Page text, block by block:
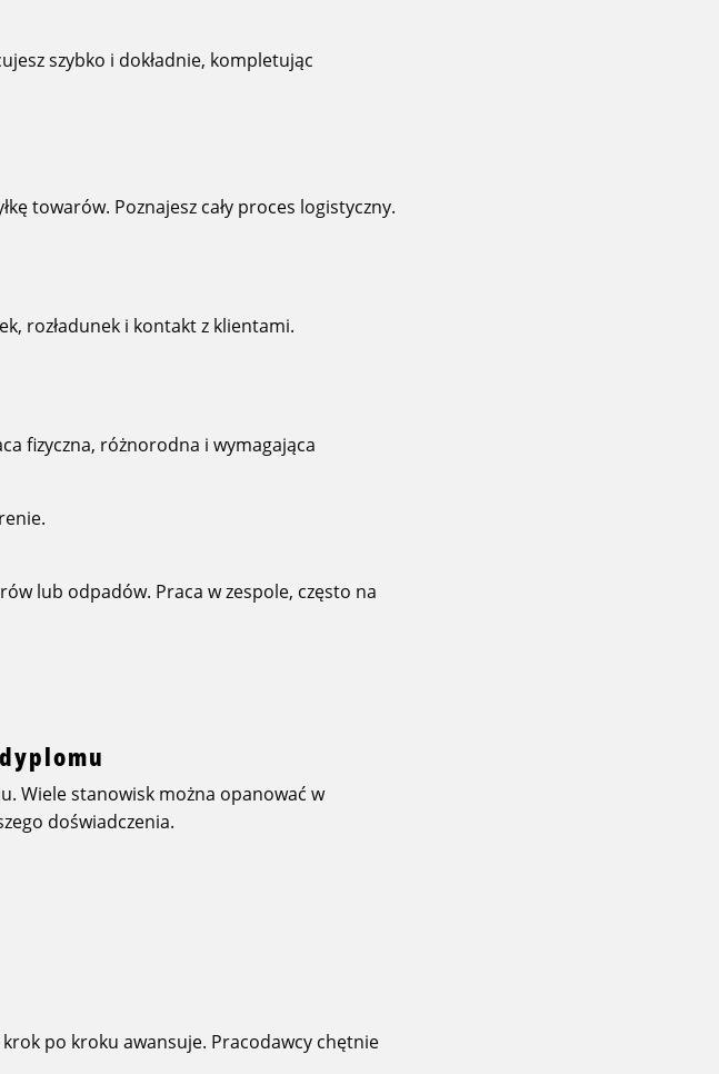
szybko i dokładnie, kompletując
towarów. Poznajesz cały proces logistyczny.
rozładunek i kontakt z klientami.
fizyczna, różnorodna i wymagająca
lub odpadów. Praca w zespole, często na
Wiele stanowisk można opanować w
doświadczenia.
po kroku awansuje. Pracodawcy chętnie